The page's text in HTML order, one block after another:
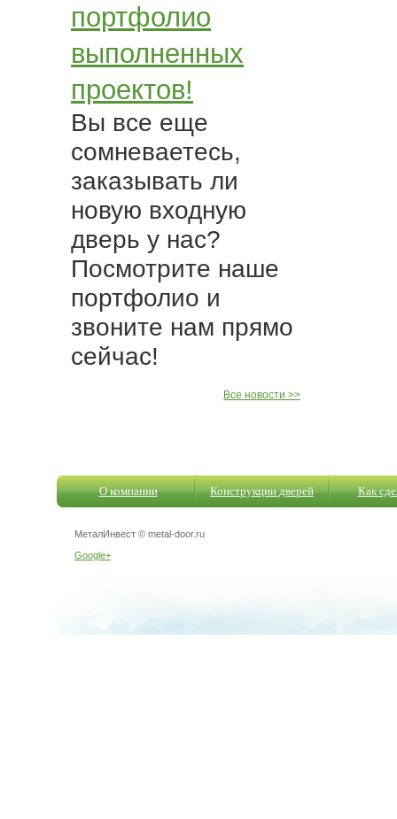
портфолио
выполненных
проектов!
Вы все еще
сомневаетесь,
заказывать ли
новую входную
дверь у нас?
Посмотрите наше
портфолио и
звоните нам прямо
сейчас!
Все новости >>
О компании Конструкции дверей Как
МеталИнвест © metal-door.ru
Google+